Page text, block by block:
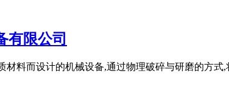
有限公司
料而设计的机械设备,通过物理破碎与研磨的方